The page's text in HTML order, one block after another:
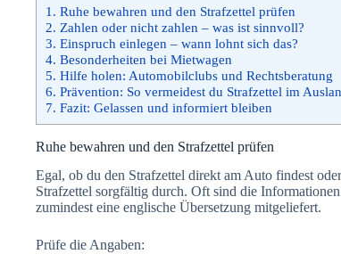
1. Ruhe bewahren und den Strafzettel prüfen
2. Zahlen oder nicht zahlen – was ist sinnvoll?
3. Einspruch einlegen – wann lohnt sich das?
4. Besonderheiten bei Mietwagen
5. Hilfe holen: Automobilclubs und Rechtsberatung
6. Prävention: So vermeidest du Strafzettel im
7. Fazit: Gelassen und informiert bleiben
Ruhe bewahren und den Strafzettel prüfen
Egal, ob du den Strafzettel direkt am Auto findest
Strafzettel sorgfältig durch. Oft sind die
zumindest eine englische Übersetzung mitgeliefert.
Prüfe die Angaben: